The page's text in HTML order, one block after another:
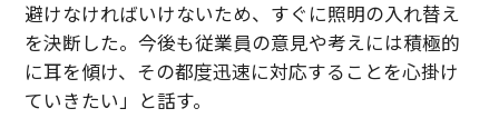
避けなければいけないため、すぐに照明の入れ替え
を決断した。今後も従業員の意見や考えには積極的
に耳を傾け、その都度迅速に対応することを心掛け
ていきたい」と話す。